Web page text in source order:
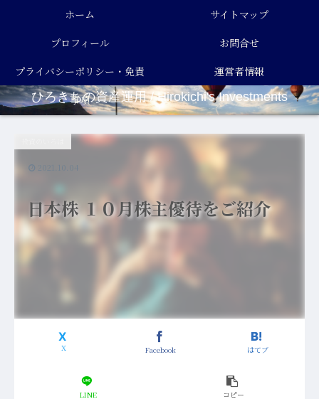
ひろきちの資産運用 / Hirokichi's Investments
ホーム
サイトマップ
プロフィール
お問合せ
プライバシーポリシー・免責
事項
運営者情報
日本株 １０月株主優待をご紹介
Facebook はてブ
LINE コピー
2021.10.04